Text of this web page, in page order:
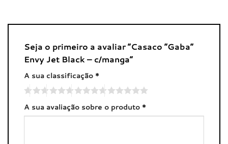
Seja o primeiro a avaliar “Casaco “Gaba”
Envy Jet Black – c/manga”
A sua classificação *
A sua avaliação sobre o produto *